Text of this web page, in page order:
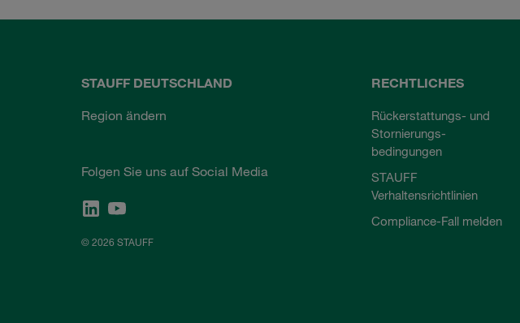
STAUFF DEUTSCHLAND
Region ändern
Folgen Sie uns auf Social Media
© 2026 STAUFF
RECHTLICHES
Rückerstattungs- und
Stornierungs-
bedingungen
STAUFF
Verhaltensrichtlinien
Compliance-Fall melden